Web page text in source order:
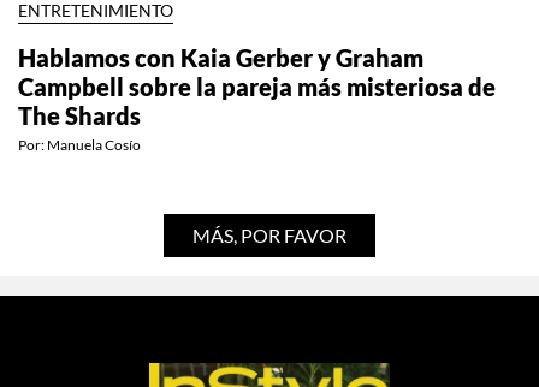
ENTRETENIMIENTO
Hablamos con Kaia Gerber y Graham
Campbell sobre la pareja más misteriosa de
The Shards
Por: Manuela Cosío
MÁS, POR FAVOR